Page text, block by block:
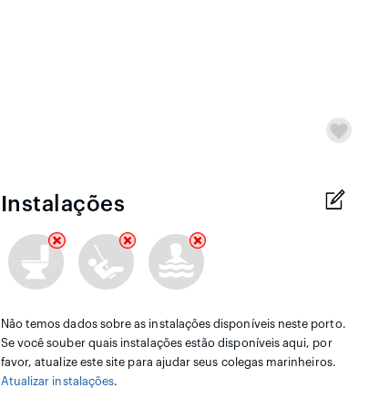
Instalações
Não temos dados sobre as instalações disponíveis neste porto.
Se você souber quais instalações estão disponíveis aqui, por
favor, atualize este site para ajudar seus colegas marinheiros.
Atualizar instalações.